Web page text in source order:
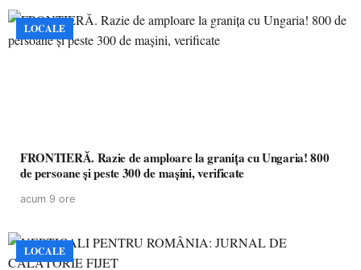
LOCALE
FRONTIERĂ. Razie de amploare la granița cu Ungaria! 800
de persoane și peste 300 de mașini, verificate
acum 9 ore
LOCALE